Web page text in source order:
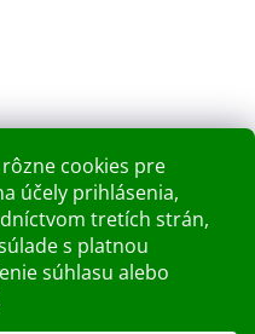
cookies pre
účely prihlásenia,
tretích strán,
s platnou
súhlasu alebo
€